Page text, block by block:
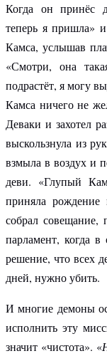
Когда он принёс
теперь я пришла»
Камса, услышав
«Смотри, она
подрастёт, я могу
Камса ничего не
Деваки и захотел
выскользнула из
взмыла в воздух и
деви. «Глупый
приняла
собрал совещание,
парламент, когда
решение, что всех
дней, нужно убить.
И многие демоны
исполнить эту
значит «чистота». «